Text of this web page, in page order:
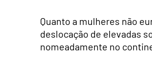
Quanto a mulheres não
deslocação de elevadas
nomeadamente no